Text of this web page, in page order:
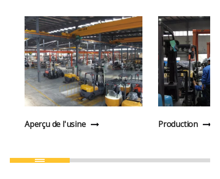
Aperçu de l'usine Production